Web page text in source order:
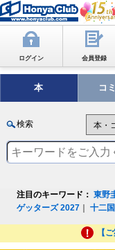
ログイン 会員登録
本 コ
検索
注目のキーワード： 東野
ゲッターズ 2027 ｜十二
【